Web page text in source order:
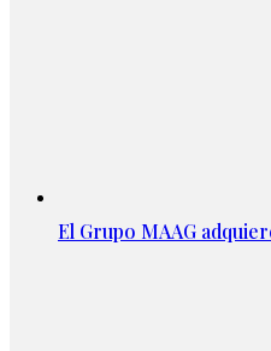
El Grupo MAAG